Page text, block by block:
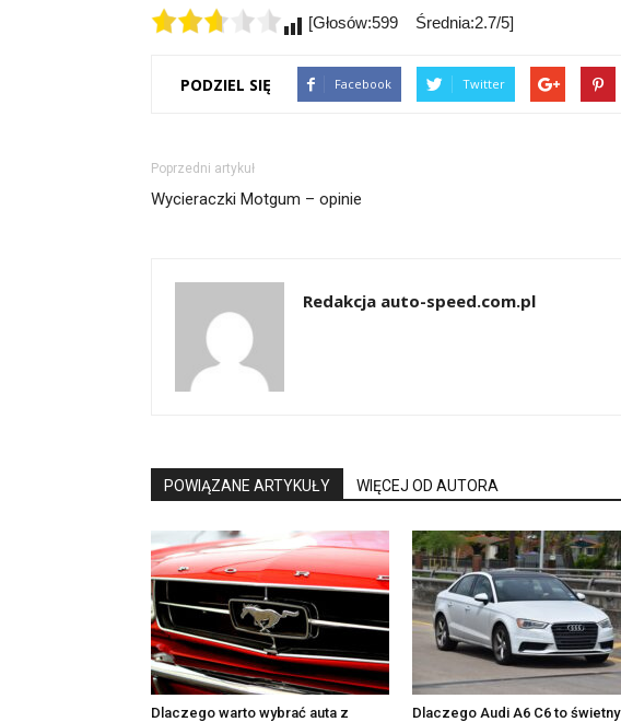
[Głosów:599 Średnia:2.7/5]
PODZIEL SIĘ Facebook Twitter
Poprzedni artykuł
Wycieraczki Motgum – opinie
Redakcja auto-speed.com.pl
POWIĄZANE ARTYKUŁY WIĘCEJ OD AUTORA
Dlaczego warto wybrać auta z
Dlaczego Audi A6 C6 to świetny